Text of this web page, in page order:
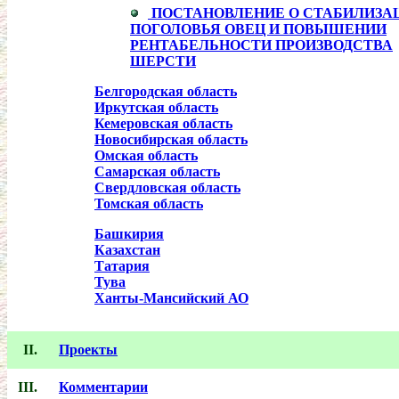
ПОСТАНОВЛЕНИЕ О
ПОГОЛОВЬЯ ОВЕЦ И ПОВЫШЕНИИ
РЕНТАБЕЛЬНОСТИ ПРОИЗВОДСТВА
ШЕРСТИ
Белгородская область
Иркутская область
Кемеровская область
Новосибирская область
Омская область
Самарская область
Свердловская область
Томская область
Башкирия
Казахстан
Татария
Тува
Ханты-Мансийский АО
II. Проекты
III. Комментарии